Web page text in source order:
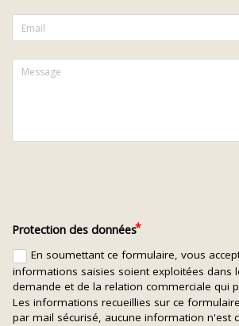
Protection des données
En soumettant ce formulaire, vous
informations saisies soient exploitées dans
demande et de la relation commerciale qui
Les informations recueillies sur ce
par mail sécurisé, aucune information n'est